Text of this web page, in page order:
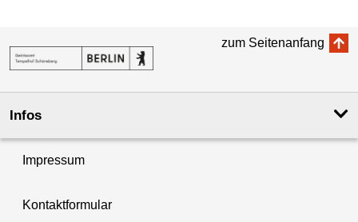
zum Seitenanfang
Infos
Impressum
Kontaktformular